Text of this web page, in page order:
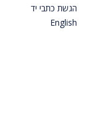
הגשת כתבי יד
English